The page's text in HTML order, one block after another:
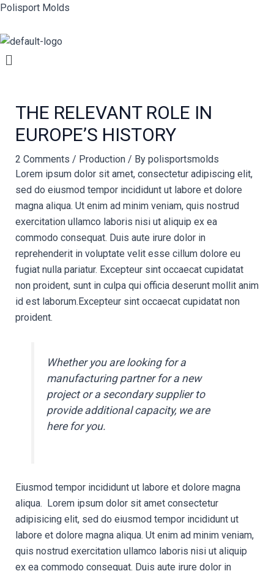
Skip
content
Polisport Molds
Menu
THE RELEVANT ROLE IN
EUROPE’S HISTORY
2 Comments / Production/ By polisportsmolds
Lorem ipsum dolor sit amet, consectetur adipiscing elit,
sed do eiusmod tempor incididunt ut labore et dolore
magna aliqua. Ut enim ad minim veniam, quis nostrud
exercitation ullamco laboris nisi ut aliquip ex ea
commodo consequat. Duis aute irure dolor in
reprehenderit in voluptate velit esse cillum dolore eu
fugiat nulla pariatur. Excepteur sint occaecat cupidatat
non proident, sunt in culpa qui officia deserunt mollit anim
id est laborum.Excepteur sint occaecat cupidatat non
proident.
Whether you are looking for a
manufacturing partner for a new
project or a secondary supplier to
provide additional capacity, we are
here for you.
Eiusmod tempor incididunt ut labore et dolore magna
aliqua. Lorem ipsum dolor sit amet consectetur
adipisicing elit, sed do eiusmod tempor incididunt ut
labore et dolore magna aliqua. Ut enim ad minim veniam,
quis nostrud exercitation ullamco laboris nisi ut aliquip
ex ea commodo consequat. Duis aute irure dolor in
Post